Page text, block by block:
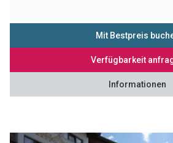
Mit Bestpreis
Verfügbarkeit
Informationen